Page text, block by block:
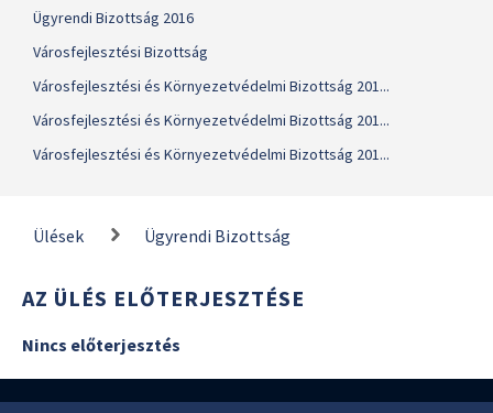
Ügyrendi Bizottság 2016
Városfejlesztési Bizottság
Városfejlesztési és Környezetvédelmi Bizottság 201...
Városfejlesztési és Környezetvédelmi Bizottság 201...
Városfejlesztési és Környezetvédelmi Bizottság 201...
Ülések Ügyrendi Bizottság
AZ ÜLÉS ELŐTERJESZTÉSE
Nincs előterjesztés